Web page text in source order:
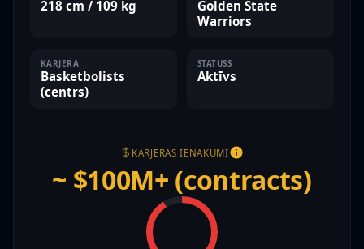
218 cm / 109 kg
Golden State
Warriors
KARJERA
Basketbolists
(centrs)
STATUSS
Aktīvs
KARJERAS IENĀKUMI
~ $100M+ (contracts)